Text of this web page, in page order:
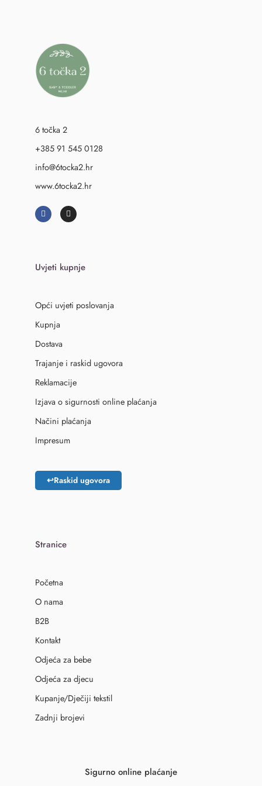
6 točka 2
+385 91 545 0128
info@6tocka2.hr
www.6tocka2.hr
Uvjeti kupnje
Opći uvjeti poslovanja
Kupnja
Dostava
Trajanje i raskid ugovora
Reklamacije
Izjava o sigurnosti online plaćanja
Načini plaćanja
Impresum
↩Raskid ugovora
Stranice
Početna
O nama
B2B
Kontakt
Odjeća za bebe
Odjeća za djecu
Kupanje/Dječiji tekstil
Zadnji brojevi
Sigurno online plaćanje